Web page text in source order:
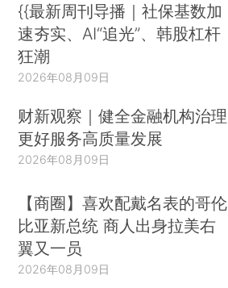
{{最新周刊导播｜社保基数加
速夯实、AI“追光”、韩股杠杆
狂潮
2026年08月09日
财新观察｜健全金融机构治理
更好服务高质量发展
2026年08月09日
【商圈】喜欢配戴名表的哥伦
比亚新总统 商人出身拉美右
翼又一员
2026年08月09日